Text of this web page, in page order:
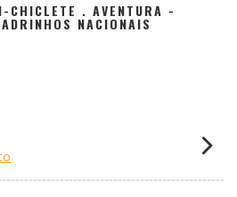
CHICLETE . AVENTURA -
NACIONAIS